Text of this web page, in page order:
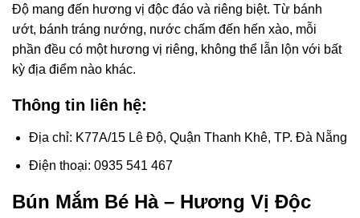
Độ mang đến hương vị độc đáo và riêng biệt. Từ bánh
ướt, bánh tráng nướng, nước chấm đến hến xào, mỗi
phần đều có một hương vị riêng, không thể lẫn lộn với bất
kỳ địa điểm nào khác.
Thông tin liên hệ:
Địa chỉ: K77A/15 Lê Độ, Quận Thanh Khê, TP. Đà Nẵng
Điện thoại: 0935 541 467
Bún Mắm Bé Hà – Hương Vị Độc